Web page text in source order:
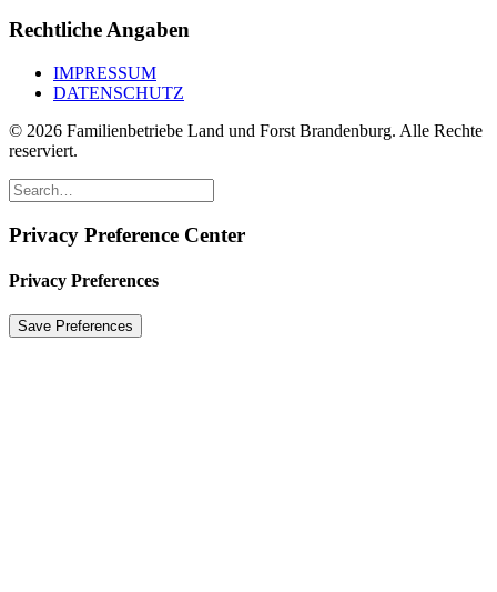
Rechtliche Angaben
IMPRESSUM
DATENSCHUTZ
© 2026 Familienbetriebe Land und Forst Brandenburg. Alle Rechte
reserviert.
Privacy Preference Center
Privacy Preferences